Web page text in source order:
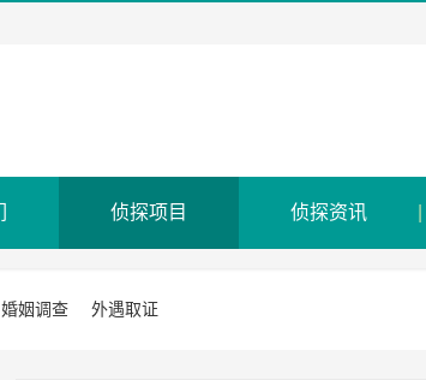
侦探项目 侦探资讯
婚姻调查 外遇取证